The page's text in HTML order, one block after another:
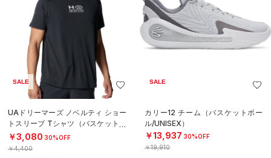
SALE
UAドリーマーズ ノベルティ ショー
トスリーブ Tシャツ（バスケットボ
ール/MEN）
￥3,080 30%OFF
￥4,400
SALE
カリー12 チーム（バスケットボー
ル/UNISEX）
￥13,937 30%OFF
￥19,910